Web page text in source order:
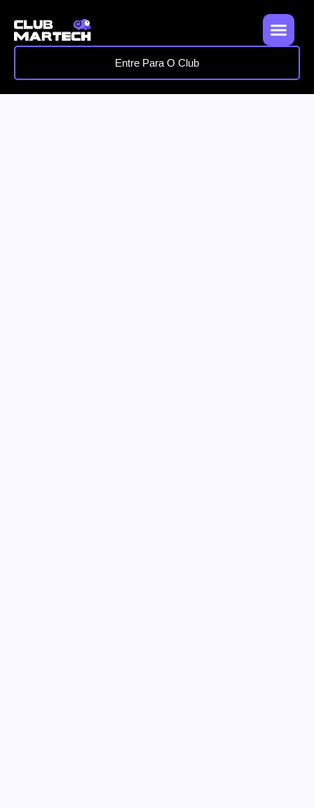
Entre Para O Club